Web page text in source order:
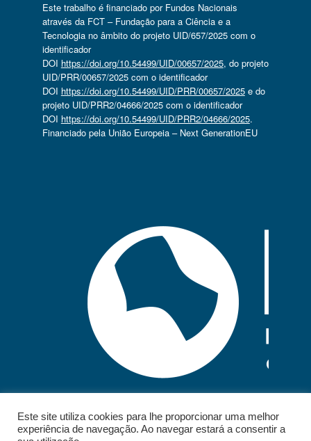
Este trabalho é financiado por Fundos Nacionais
através da FCT – Fundação para a Ciência e a
Tecnologia no âmbito do projeto UID/657/2025 com o
identificador
DOI https://doi.org/10.54499/UID/00657/2025, do projeto
UID/PRR/00657/2025 com o identificador
DOI https://doi.org/10.54499/UID/PRR/00657/2025e do
projeto UID/PRR2/04666/2025 com o identificador
DOI https://doi.org/10.54499/UID/PRR2/04666/2025.
Financiado pela União Europeia – Next GenerationEU
Este site utiliza cookies para lhe proporcionar uma melhor
experiência de navegação. Ao navegar estará a consentir a